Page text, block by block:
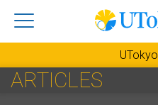
UTokyo
ARTICLES